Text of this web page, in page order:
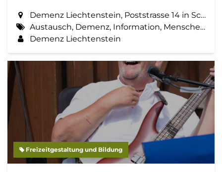
Demenz Liechtenstein, Poststrasse 14 in Schaan
Austausch, Demenz, Information, Menschen mit Demenz, Zemma tua - Senioren gemeinsam aktiv
Demenz Liechtenstein
Freizeitgestaltung und Bildung